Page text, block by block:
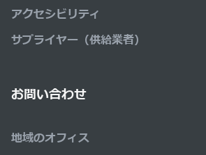
アクセシビリティ
サプライヤー（供給業者）
お問い合わせ
地域のオフィス